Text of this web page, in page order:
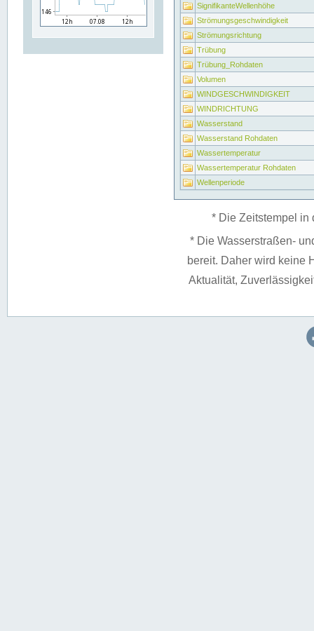
SignifikanteWellenhöhe
Strömungsgeschwindigkeit
Strömungsrichtung
Trübung
Trübung_Rohdaten
Volumen
WINDGESCHWINDIGKEIT
WINDRICHTUNG
Wasserstand
Wasserstand Rohdaten
Wassertemperatur
Wassertemperatur Rohdaten
Wellenperiode
* Die Zeitstempel in
* Die Wasserstraßen-
bereit. Daher wird keine
Aktualität,